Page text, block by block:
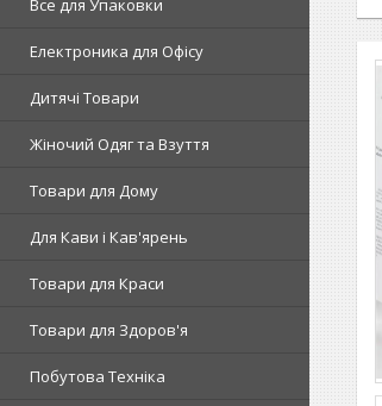
Все для Упаковки
Електроника для Офісу
Дитячі Товари
Жіночий Одяг та Взуття
Товари для Дому
Для Кави і Кав'ярень
Товари для Краси
Товари для Здоров'я
Побутова Техніка